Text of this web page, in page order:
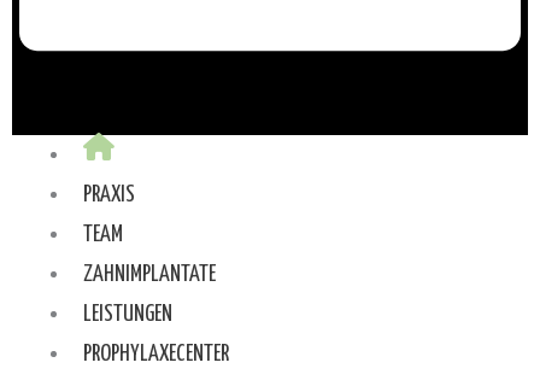
PRAXIS
TEAM
ZAHNIMPLANTATE
LEISTUNGEN
PROPHYLAXECENTER